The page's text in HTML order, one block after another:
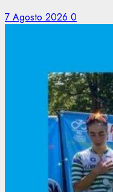
7 Agosto 2026 0